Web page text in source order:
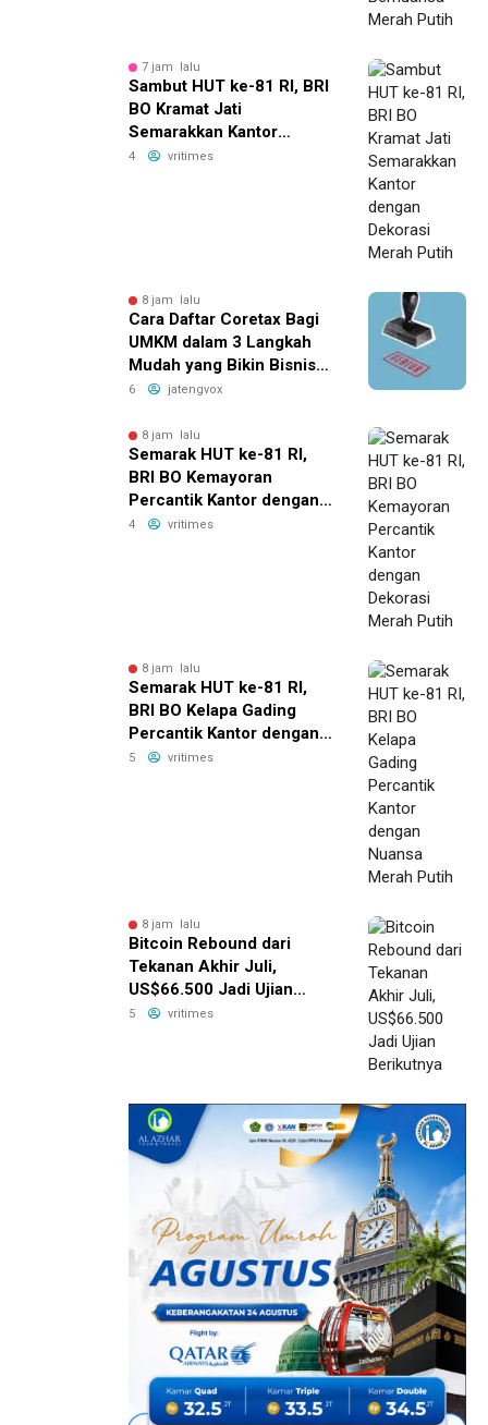
7 jam lalu
Sambut HUT ke-81 RI, BRI
BO Kramat Jati
Semarakkan Kantor
dengan Dekorasi Merah
4 vritimes
8 jam lalu
Cara Daftar Coretax Bagi
UMKM dalam 3 Langkah
Mudah yang Bikin Bisnis
Anda Lebih
6 jatengvox
8 jam lalu
Semarak HUT ke-81 RI,
BRI BO Kemayoran
Percantik Kantor dengan
Dekorasi Merah Putih
4 vritimes
8 jam lalu
Semarak HUT ke-81 RI,
BRI BO Kelapa Gading
Percantik Kantor dengan
Nuansa Merah Putih
5 vritimes
8 jam lalu
Bitcoin Rebound dari
Tekanan Akhir Juli,
US$66.500 Jadi Ujian
Berikutnya
5 vritimes